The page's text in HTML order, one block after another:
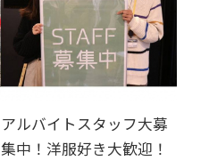
アルバイトスタッフ大募
集中！洋服好き大歓迎！